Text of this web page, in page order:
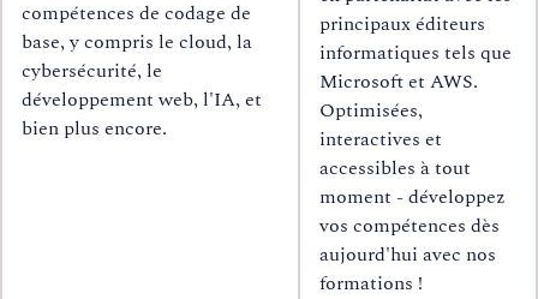
compétences de codage de
base, y compris le cloud, la
cybersécurité, le
développement web, l'IA, et
bien plus encore.
principaux éditeurs
informatiques tels que
Microsoft et AWS.
Optimisées,
interactives et
accessibles à tout
moment - développez
vos compétences dès
aujourd'hui avec nos
formations !